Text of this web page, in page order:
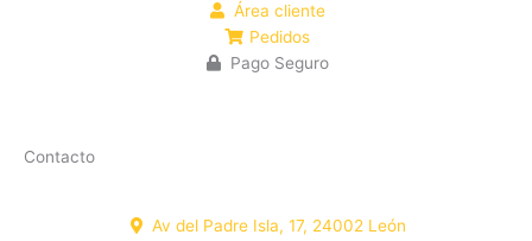
Área cliente
Pedidos
Pago Seguro
Contacto
Av del Padre Isla, 17, 24002 León